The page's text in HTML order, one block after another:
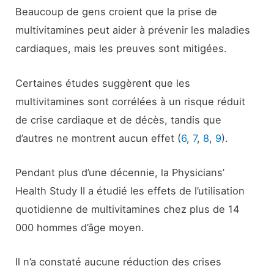
Beaucoup de gens croient que la prise de
multivitamines peut aider à prévenir les maladies
cardiaques, mais les preuves sont mitigées.
Certaines études suggèrent que les
multivitamines sont corrélées à un risque réduit
de crise cardiaque et de décès, tandis que
d’autres ne montrent aucun effet (6,7, 8, 9).
Pendant plus d’une décennie, la Physicians’
Health Study II a étudié les effets de l’utilisation
quotidienne de multivitamines chez plus de 14
000 hommes d’âge moyen.
Il n’a constaté aucune réduction des crises